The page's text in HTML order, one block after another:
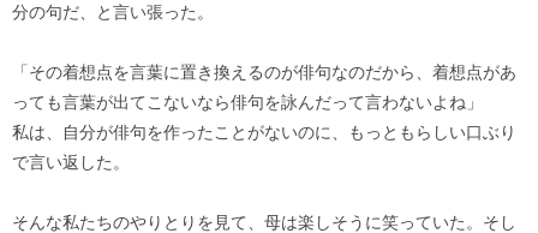
分の句だ、と言い張った。
「その着想点を言葉に置き換えるのが俳句なのだから、着想点があ
っても言葉が出てこないなら俳句を詠んだって言わないよね」
私は、自分が俳句を作ったことがないのに、もっともらしい口ぶり
で言い返した。
そんな私たちのやりとりを見て、母は楽しそうに笑っていた。そし